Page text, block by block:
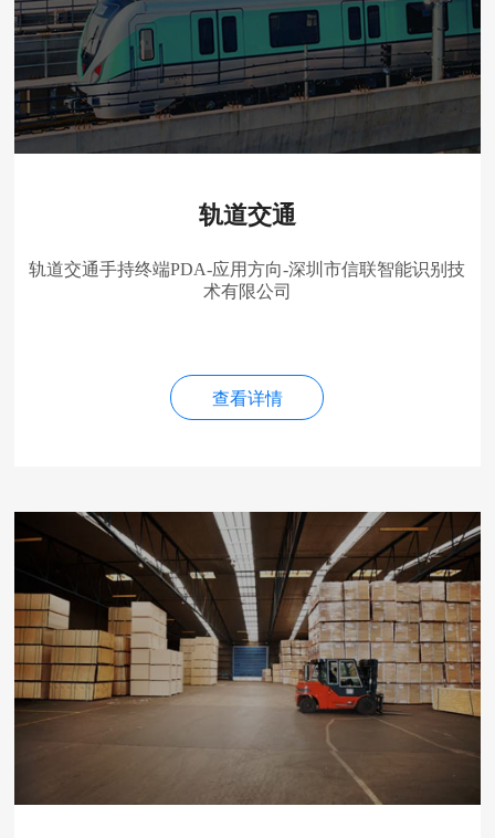
轨道交通
轨道交通手持终端PDA-应用方向-深圳市信联智能识别技
术有限公司
查看详情